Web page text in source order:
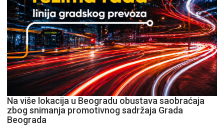
Na više lokacija u Beogradu obustava saobraćaja
zbog snimanja promotivnog sadržaja Grada
Beograda